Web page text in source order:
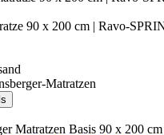
90 x 200 cm | Ravo-